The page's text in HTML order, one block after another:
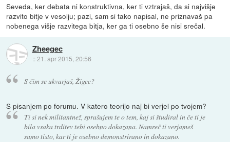
Seveda, ker debata ni konstruktivna, ker ti vztrajaš, da si najvišje
razvito bitje v vesolju; pazi, sam si tako napisal, ne priznavaš pa
nobenega višje razvitega bitja, ker ga ti osebno še nisi srečal.
Zheegec
::21. apr 2015, 20:56
S čim se ukvarjaš, Žigec?
S pisanjem po forumu. V katero teorijo naj bi verjel po tvojem?
Ti si nek militantnež, sprašujem te o tem, kaj si študiral in če ti je
bila vsaka trditev tebi osebno dokazana. Namreč ti verjameš
samo tisto, kar ti je osebno demonstrirano in dokazano.